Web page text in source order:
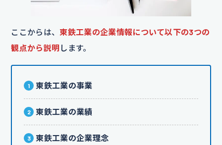
ここからは、 東鉄工業の企業情報について以下の3つの
観点から説明 します。
東鉄工業の事業
東鉄工業の業績
東鉄工業の企業理念